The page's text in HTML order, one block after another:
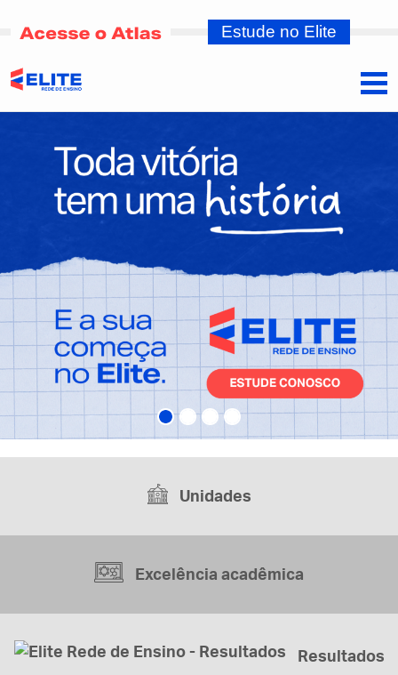
Estude no Elite
Unidades
Excelência acadêmica
Resultados